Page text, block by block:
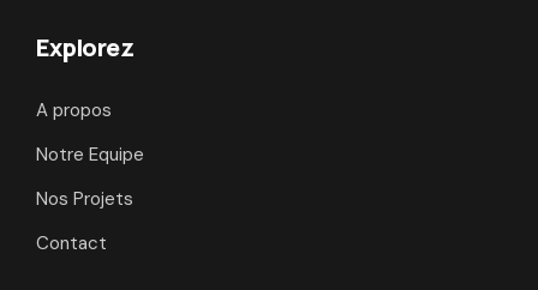
Explorez
A propos
Notre Equipe
Nos Projets
Contact